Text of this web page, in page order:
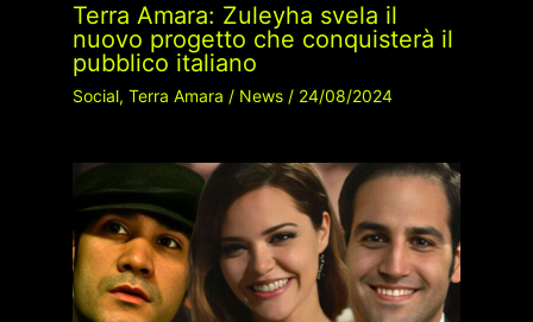
Terra Amara: Zuleyha svela il
nuovo progetto che conquisterà il
pubblico italiano
Social, Terra Amara / News/ 24/08/2024